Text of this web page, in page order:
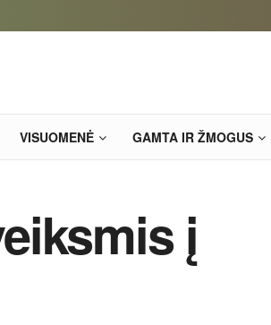
VISUOMENĖ GAMTA IR ŽMOGUS
į